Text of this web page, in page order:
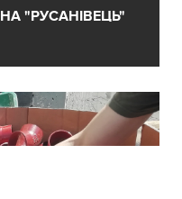
"РУСАНІВЕЦЬ"